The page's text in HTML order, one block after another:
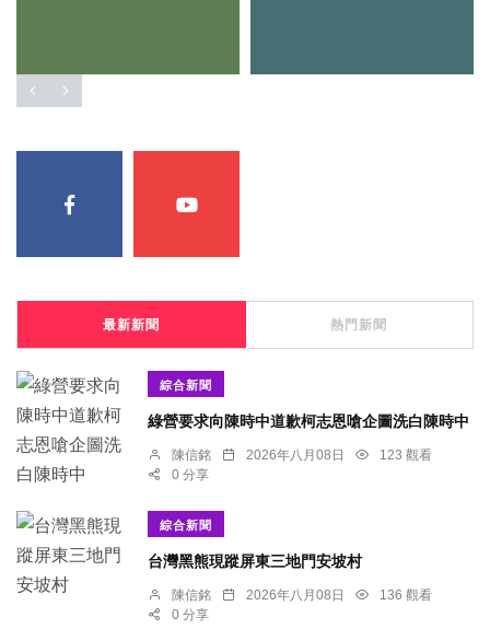
最新新聞 熱門新聞
綜合新聞
綠營要求向陳時中道歉柯志恩嗆企圖洗白陳時中
陳信銘 2026年八月08日
123 觀看
0 分享
綜合新聞
台灣黑熊現蹤屏東三地門安坡村
陳信銘 2026年八月08日
136 觀看
0 分享